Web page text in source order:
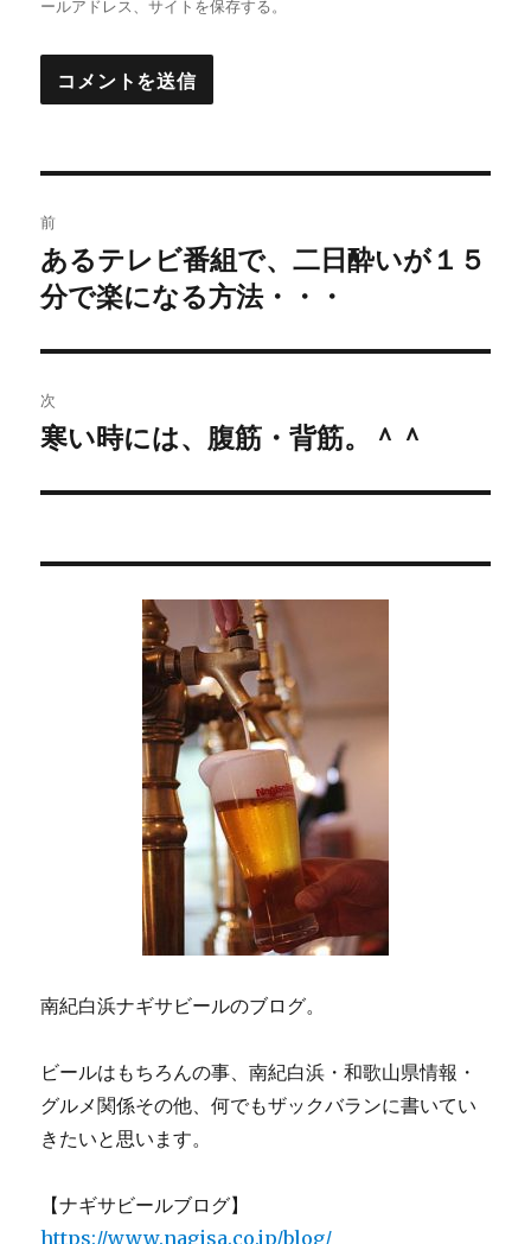
ールアドレス、サイトを保存する。
稿
ナ
ビ
ゲ
ー
シ
前
過
去
投
稿:
あるテレビ番組で、二日酔いが１５
分で楽になる方法・・・
次
次
投
寒い時には、腹筋・背筋。＾＾
南紀白浜ナギサビールのブログ。
ビールはもちろんの事、南紀白浜・和歌山県情報・
グルメ関係その他、何でもザックバランに書いてい
きたいと思います。
【ナギサビールブログ】
https://www.nagisa.co.jp/blog/